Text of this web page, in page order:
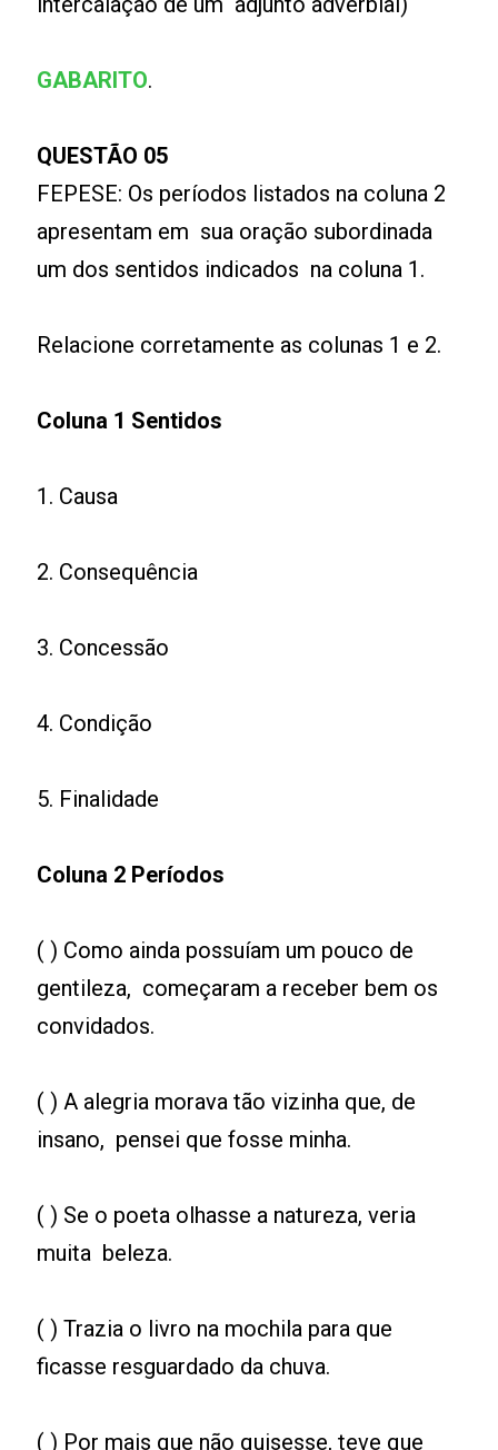
GABARITO.
QUESTÃO 05
FEPESE: Os períodos listados na coluna 2
apresentam em sua oração subordinada
um dos sentidos indicados na coluna 1.
Relacione corretamente as colunas 1 e 2.
Coluna 1 Sentidos
1. Causa
2. Consequência
3. Concessão
4. Condição
5. Finalidade
Coluna 2 Períodos
( ) Como ainda possuíam um pouco de
gentileza, começaram a receber bem os
convidados.
( ) A alegria morava tão vizinha que, de
insano, pensei que fosse minha.
( ) Se o poeta olhasse a natureza, veria
muita beleza.
( ) Trazia o livro na mochila para que
ficasse resguardado da chuva.
( ) Por mais que não quisesse, teve que